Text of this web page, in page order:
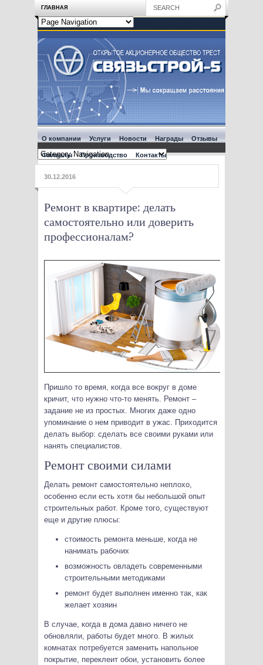
ГЛАВНАЯ
О компании Услуги Новости Награды Отзывы
Филиалы Производство Контакты
30.12.2016
Ремонт в квартире: делать
самостоятельно или доверить
профессионалам?
Пришло то время, когда все вокруг в доме
кричит, что нужно что-то менять. Ремонт –
задание не из простых. Многих даже одно
упоминание о нем приводит в ужас. Приходится
делать выбор: сделать все своими руками или
нанять специалистов.
Ремонт своими силами
Делать ремонт самостоятельно неплохо,
особенно если есть хотя бы небольшой опыт
строительных работ. Кроме того, существуют
еще и другие плюсы:
стоимость ремонта меньше, когда не
нанимать рабочих
возможность овладеть современными
строительными методиками
ремонт будет выполнен именно так, как
желает хозяин
В случае, когда в дома давно ничего не
обновляли, работы будет много. В жилых
комнатах потребуется заменить напольное
покрытие, переклеит обои, установить более